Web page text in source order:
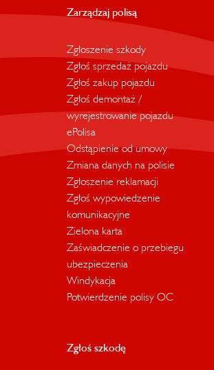
Zarządzaj polisą
Zgłoszenie szkody
Zgłoś sprzedaż pojazdu
Zgłoś zakup pojazdu
Zgłoś demontaż /
wyrejestrowanie pojazdu
ePolisa
Odstąpienie od umowy
Zmiana danych na polisie
Zgłoszenie reklamacji
Zgłoś wypowiedzenie
komunikacyjne
Zielona karta
Zaświadczenie o przebiegu
ubezpieczenia
Windykacja
Potwierdzenie polisy OC
Zgłoś szkodę